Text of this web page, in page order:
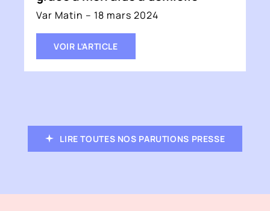
Var Matin – 18 mars 2024
VOIR L’ARTICLE
LIRE TOUTES NOS PARUTIONS PRESSE